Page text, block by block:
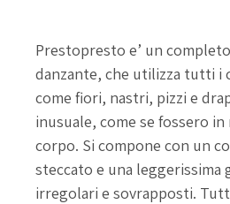
Prestopresto e’ un
danzante, che utilizza tutti i
come fiori, nastri, pizzi e
inusuale, come se fossero
corpo. Si compone con un
steccato e una leggerissima
irregolari e sovrapposti.